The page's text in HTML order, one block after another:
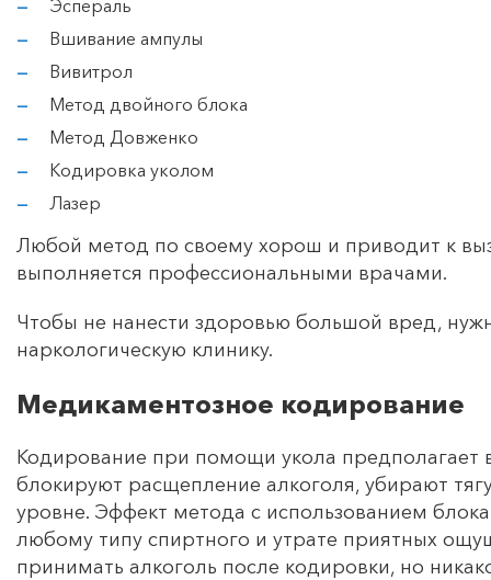
Эспераль
Вшивание ампулы
Вивитрол
Метод двойного блока
Метод Довженко
Кодировка уколом
Лазер
Любой метод по своему хорош и приводит к
выполняется профессиональными врачами.
Чтобы не нанести здоровью большой вред,
наркологическую клинику.
Медикаментозное кодирование
Кодирование при помощи укола предполагает
блокируют расщепление алкоголя, убирают
уровне. Эффект метода с использованием
любому типу спиртного и утрате приятных
принимать алкоголь после кодировки, но